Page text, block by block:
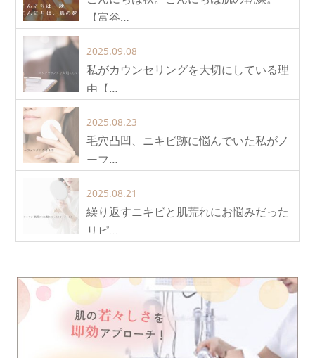
【富谷…
2025.09.08
私がカウンセリングを大切にしている理
由【…
2025.08.23
毛穴凸凹、ニキビ跡に悩んでいた私がノ
ーフ…
2025.08.21
繰り返すニキビと肌荒れにお悩みだった
リピ…